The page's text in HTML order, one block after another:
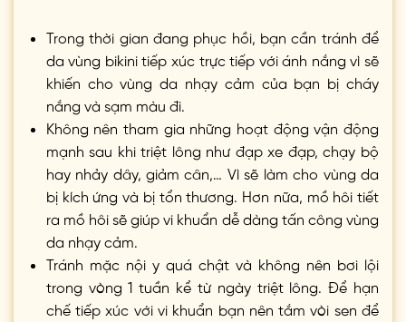
Trong thời gian đang phục hồi, bạn cần tránh để
da vùng bikini tiếp xúc trực tiếp với ánh nắng vì sẽ
khiến cho vùng da nhạy cảm của bạn bị cháy
nắng và sạm màu đi.
Không nên tham gia những hoạt động vận động
mạnh sau khi triệt lông như đạp xe đạp, chạy bộ
hay nhảy dây, giảm cân,… Vì sẽ làm cho vùng da
bị kích ứng và bị tổn thương. Hơn nữa, mồ hôi tiết
ra mồ hôi sẽ giúp vi khuẩn dễ dàng tấn công vùng
da nhạy cảm.
Tránh mặc nội y quá chật và không nên bơi lội
trong vòng 1 tuần kể từ ngày triệt lông. Để hạn
chế tiếp xúc với vi khuẩn bạn nên tắm vòi sen để